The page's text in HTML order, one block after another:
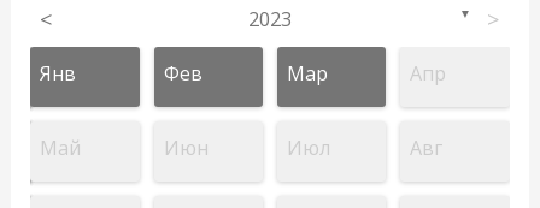
< 2023 ▼ >
Янв Фев Мар Апр
Май Июн Июл Авг